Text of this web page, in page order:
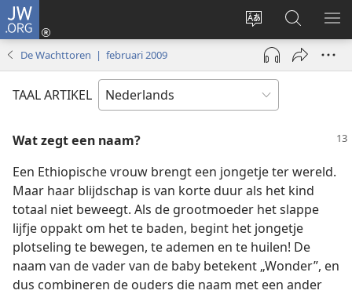
JW.ORG
Taal
site
wijzigen
Inloggen
(opent
nieuw
venster)
Zoeken
op
JW.ORG
De Wachttoren | februari 2009
TAAL ARTIKEL
Wat zegt een naam?
Een Ethiopische vrouw brengt een jongetje ter wereld.
Maar haar blijdschap is van korte duur als het kind
totaal niet beweegt. Als de grootmoeder het slappe
lijfje oppakt om het te baden, begint het jongetje
plotseling te bewegen, te ademen en te huilen! De
naam van de vader van de baby betekent „Wonder”, en
dus combineren de ouders die naam met een ander